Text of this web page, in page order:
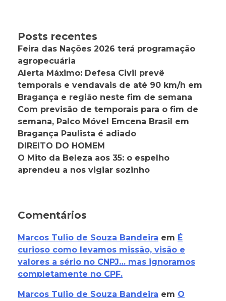
Posts recentes
Feira das Nações 2026 terá programação
agropecuária
Alerta Máximo: Defesa Civil prevê
temporais e vendavais de até 90 km/h em
Bragança e região neste fim de semana
Com previsão de temporais para o fim de
semana, Palco Móvel Emcena Brasil em
Bragança Paulista é adiado
DIREITO DO HOMEM
O Mito da Beleza aos 35: o espelho
aprendeu a nos vigiar sozinho
Comentários
Marcos Tulio de Souza Bandeira em É
curioso como levamos missão, visão e
valores a sério no CNPJ… mas ignoramos
completamente no CPF.
Marcos Tulio de Souza Bandeira em O